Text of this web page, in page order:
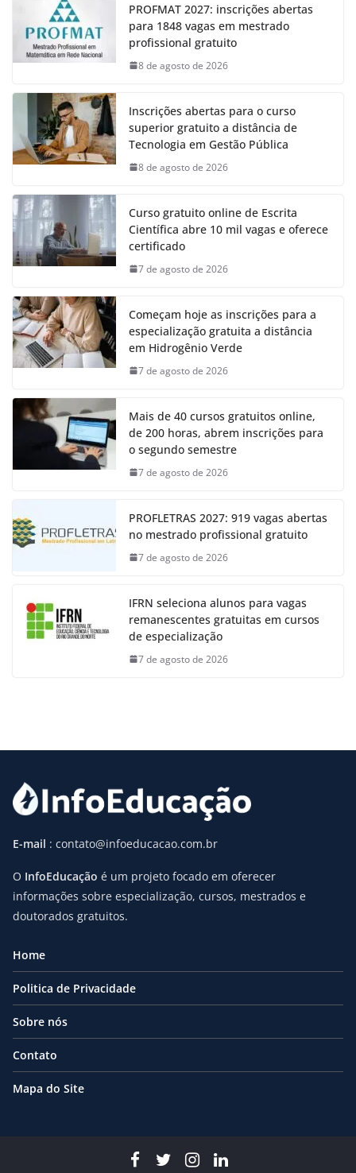
PROFMAT 2027: inscrições abertas
para 1848 vagas em mestrado
profissional gratuito
8 de agosto de 2026
Inscrições abertas para o curso
superior gratuito a distância de
Tecnologia em Gestão Pública
8 de agosto de 2026
Curso gratuito online de Escrita
Científica abre 10 mil vagas e oferece
certificado
7 de agosto de 2026
Começam hoje as inscrições para a
especialização gratuita a distância
em Hidrogênio Verde
7 de agosto de 2026
Mais de 40 cursos gratuitos online,
de 200 horas, abrem inscrições para
o segundo semestre
7 de agosto de 2026
PROFLETRAS 2027: 919 vagas abertas
no mestrado profissional gratuito
7 de agosto de 2026
IFRN seleciona alunos para vagas
remanescentes gratuitas em cursos
de especialização
7 de agosto de 2026
E-mail : contato@infoeducacao.com.br
O InfoEducação é um projeto focado em oferecer
informações sobre especialização, cursos, mestrados e
doutorados gratuitos.
Home
Politica de Privacidade
Sobre nós
Contato
Mapa do Site